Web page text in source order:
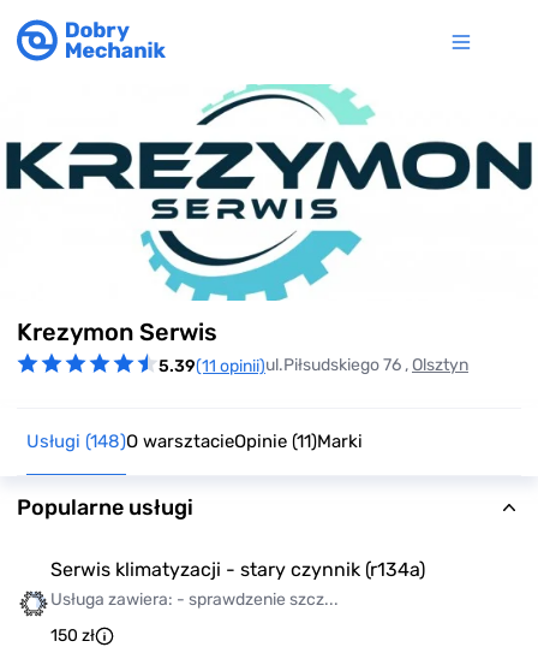
Krezymon Serwis
5.39(11 opinii)ul.Piłsudskiego 76 , Olsztyn
Usługi (148)O warsztacieOpinie (11)Marki
Popularne usługi
Serwis klimatyzacji - stary czynnik (r134a)
Usługa zawiera: - sprawdzenie szcz...
150 zł